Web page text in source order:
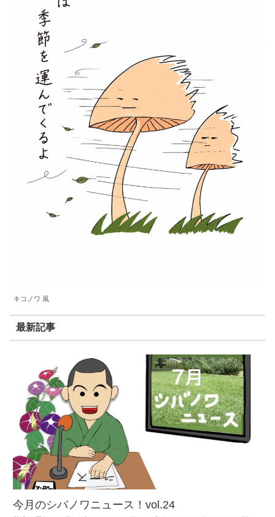
キコノワ 風
最新記事
今月のシバノワニュース！vol.24